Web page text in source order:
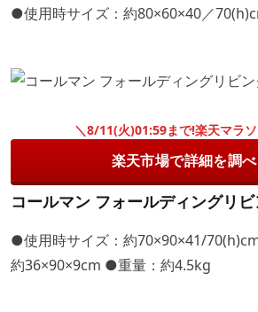
●使用時サイズ：約80×60×40／
＼8/11(火)01:59まで!楽天マラ
楽天市場で詳細を調
コールマン フォールディングリ
●使用時サイズ：約70×90×41/
約36×90×9cm ●重量：約4.5kg